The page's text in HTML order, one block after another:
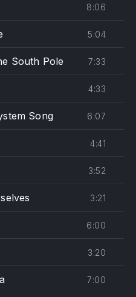
8:06
5:04
South Pole 7:33
4:33
Song 6:07
4:41
3:52
3:21
6:00
3:20
7:00